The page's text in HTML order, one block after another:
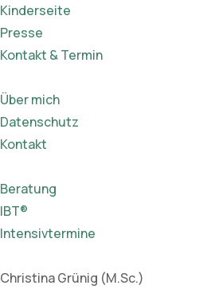
Kinderseite
Presse
Kontakt & Termin
Über mich
Datenschutz
Kontakt
Beratung
IBT®
Intensivtermine
Christina Grünig (M.Sc.)